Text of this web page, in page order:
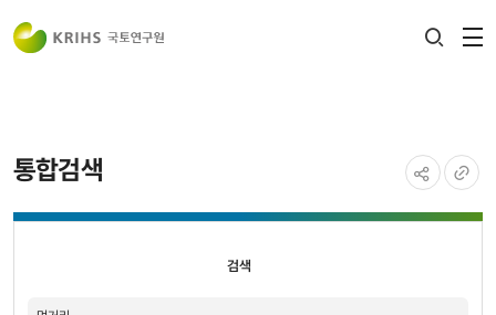
통합검색
검색